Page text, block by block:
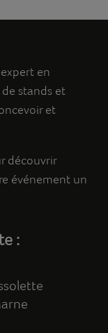
en
stands et
et
découvrir
événement un
: